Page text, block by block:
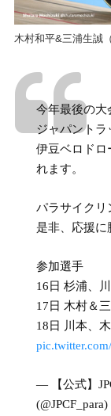
木村和平&三浦生誠
今年最後の大
ジャパント
伊豆ベロドロ
れます。
パラサイクリ
是非、応援に
参加選手
16日 杉浦、
17日 木村＆
18日 川本、
— 【公式】
(@JPCF_para)